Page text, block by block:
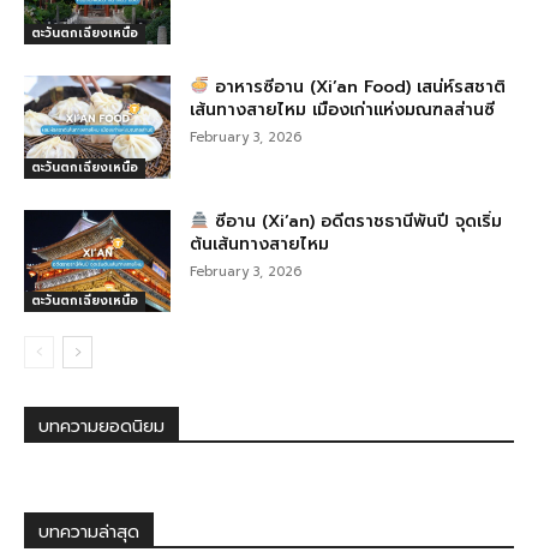
ตะวันตกเฉียงเหนือ
ตะวันตกเฉียงเหนือ
อาหารซีอาน (Xi’an Food) เสน่ห์รสชาติ
เส้นทางสายไหม เมืองเก่าแห่งมณฑลส่านซี
February 3, 2026
ตะวันตกเฉียงเหนือ
ซีอาน (Xi’an) อดีตราชธานีพันปี จุดเริ่ม
ต้นเส้นทางสายไหม
February 3, 2026
บทความยอดนิยม
บทความล่าสุด